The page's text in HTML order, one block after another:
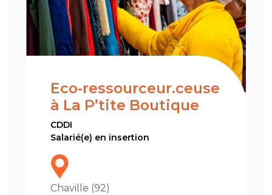
Eco-ressourceur.ceuse
à La P’tite Boutique
CDDI
Salarié(e) en insertion
Chaville (92)